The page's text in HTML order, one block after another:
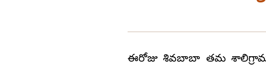
ఈరోజు శివబాబా తమ